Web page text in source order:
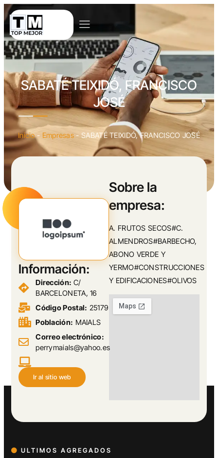
SABATÉ TEIXIDÓ, FRANCISCO
JOSÉ
Inicio- Empresas - SABATÉ TEIXIDÓ, FRANCISCO JOSÉ
Sobre la
empresa:
A. FRUTOS SECOS#C.
ALMENDROS#BARBECHO,
ABONO VERDE Y
YERMO#CONSTRUCCIONES
Y EDIFICACIONES#OLIVOS
Información:
Dirección: C/
BARCELONETA, 16
Código Postal: 25179
Población: MAIALS
Correo electrónico:
perrymaials@yahoo.es
Ir al sitio web
ULTIMOS AGREGADOS